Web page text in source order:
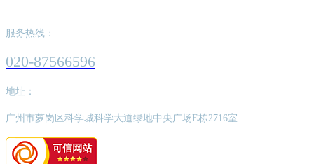
服务热线：
020-87566596
地址：
广州市萝岗区科学城科学大道绿地中央广场E栋2716室